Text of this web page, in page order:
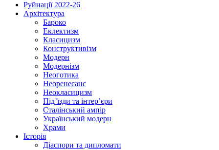
Руйнації 2022-26
Архітектура
Бароко
Еклектизм
Класицизм
Конструктивізм
Модерн
Модернізм
Неоготика
Неоренесанс
Неокласицизм
Під’їзди та інтер’єри
Сталінський ампір
Український модерн
Храми
Історія
Діаспори та дипломати